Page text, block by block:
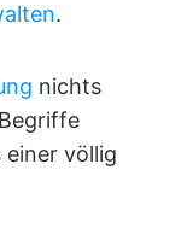
.
nichts
einer völlig